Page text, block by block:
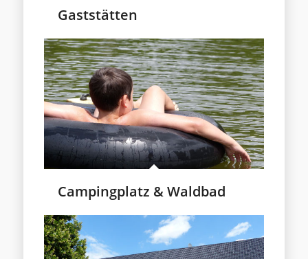
Gaststätten
Campingplatz & Waldbad